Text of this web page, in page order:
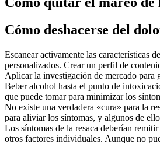
Cómo deshacerse del
Escanear activamente las características
personalizados. Crear un perfil de
Aplicar la investigación de mercado para
Beber alcohol hasta el punto de
que puede tomar para minimizar los
No existe una verdadera «cura» para la
para aliviar los síntomas, y algunos de
Los síntomas de la resaca deberían
otros factores individuales. Aunque no